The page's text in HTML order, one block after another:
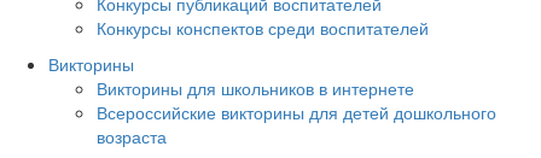
Конкурсы конспектов среди воспитателей
Викторины
Викторины для школьников в интернете
Всероссийские викторины для детей дошкольного
возраста